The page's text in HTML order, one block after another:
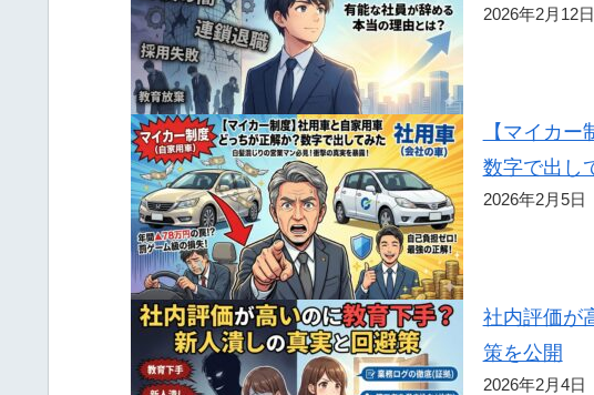
2026年2月12日
【マイカ
数字で出し
2026年2月5日
社内評価が
策を公開
2026年2月4日